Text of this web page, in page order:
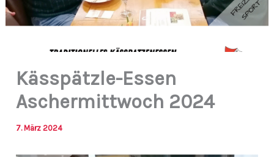
Kässpätzle-Essen
Aschermittwoch 2024
7. März 2024